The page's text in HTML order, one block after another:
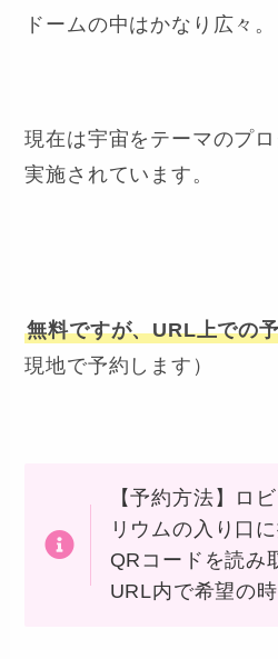
ドームの中はかなり広々。
現在は宇宙をテーマのプ
実施されています。
無料ですが、URL上での
現地で予約します）
【予約方法】ロ
リウムの入り口
QRコードを読
URL内で希望の